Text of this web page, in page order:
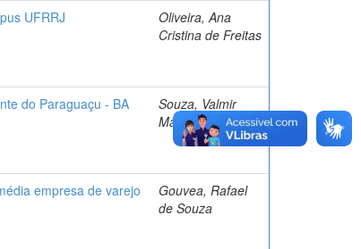
UFRRJ
Oliveira, Ana
Cristina de Freitas
do Paraguaçu - BA
Souza, Valmir
Macedo de
empresa de varejo
Gouvea, Rafael
de Souza